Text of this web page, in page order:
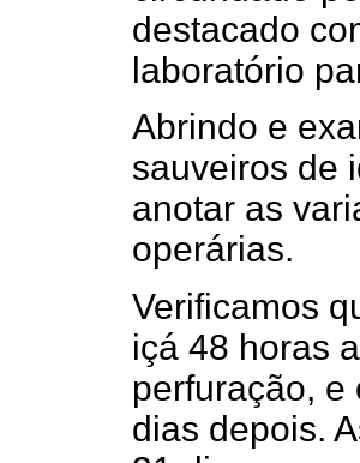
destacado
laboratório
Abrindo e
sauveiros de
anotar as
operárias.
Verificamos
içá 48 horas
perfuração, e
dias depois.